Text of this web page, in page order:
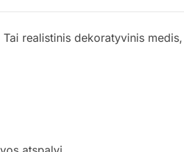
realistinis dekoratyvinis